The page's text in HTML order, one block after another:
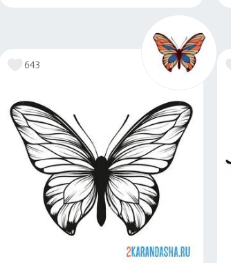
Распечатать и скачать
643